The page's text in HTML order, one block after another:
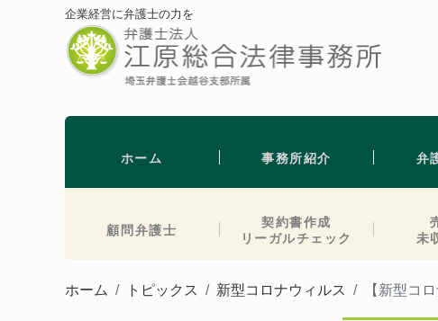
企業経営に弁護士の力を
ホーム 事務所紹介 弁
顧問弁護士
契約書作成
リーガルチェック
未
ホーム トピックス 新型コロナウィルス 【新型コ